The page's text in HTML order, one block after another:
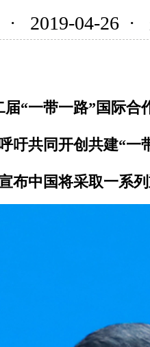
· 2019-04-26 ·
届“一带一路”国际
吁共同开创共建“一
布中国将采取一系